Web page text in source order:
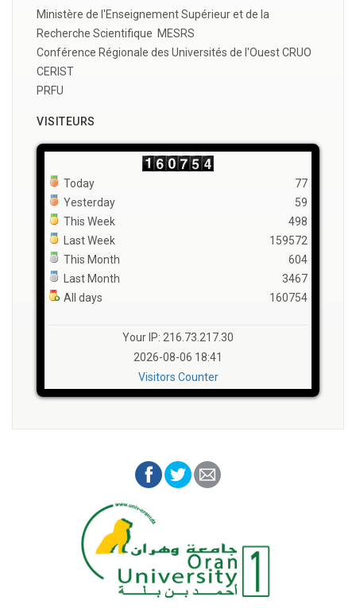
Ministère de l'Enseignement Supérieur et de la
Recherche Scientifique MESRS
Conférence Régionale des Universités de l'Ouest CRUO
CERIST
PRFU
VISITEURS
Today
Yesterday
This Week
Last Week
This Month
Last Month
All days
77
59
498
159572
604
3467
160754
Your IP: 216.73.217.30
2026-08-06 18:41
Visitors Counter